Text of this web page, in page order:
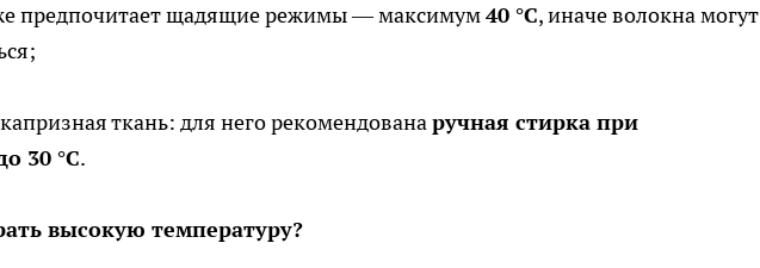
предпочитает щадящие режимы — максимум40 °C, иначе волокна могут
ткань: для него рекомендованаручная стирка при
30 °C.
высокую температуру?